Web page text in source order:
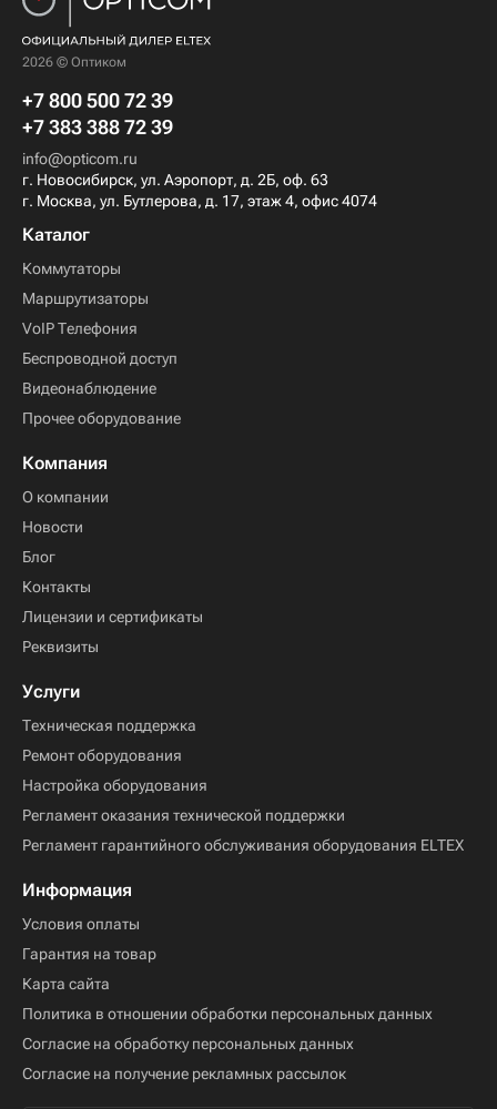
2026 © Оптиком
+7 800 500 72 39
+7 383 388 72 39
info@opticom.ru
г. Новосибирск, ул. Аэропорт, д. 2Б, оф. 63
г. Москва, ул. Бутлерова, д. 17, этаж 4, офис 4074
Каталог
Коммутаторы
Маршрутизаторы
VoIP Телефония
Беспроводной доступ
Видеонаблюдение
Прочее оборудование
Компания
О компании
Новости
Блог
Контакты
Лицензии и сертификаты
Реквизиты
Услуги
Техническая поддержка
Ремонт оборудования
Настройка оборудования
Регламент оказания технической поддержки
Регламент гарантийного обслуживания оборудования ELTEX
Информация
Условия оплаты
Гарантия на товар
Карта сайта
Политика в отношении обработки персональных данных
Согласие на обработку персональных данных
Согласие на получение рекламных рассылок